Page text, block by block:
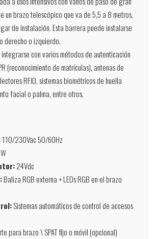
un brazo telescópico que va de 5,5 a 8 metros,
de instalación. Esta barrera puede instalarse
derecho o izquierdo.
con varios métodos de autenticación
(reconocimiento de matrículas), antenas de
RFID, sistemas biométricos de huella
facial o palma, entre otros.
110/230Vac 50/60Hz
24Vdc
Baliza RGB externa + LEDs RGB en el brazo
Sistemas automáticos de control de accesos
para brazo \ SPAT fijo o móvil (opcional)